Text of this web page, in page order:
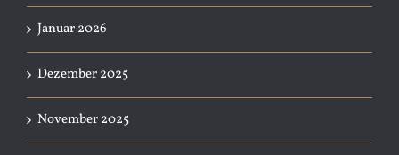
Januar 2026
Dezember 2025
November 2025